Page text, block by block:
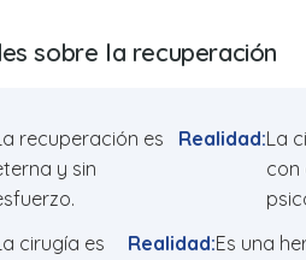
sobre la recuperación
recuperación es
y sin
Realidad:La
con
cirugía es
Realidad:Es una